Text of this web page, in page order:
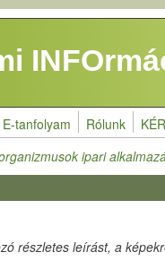
E-tanfolyam Rólunk KÉR
ipari
részletes leírást, a